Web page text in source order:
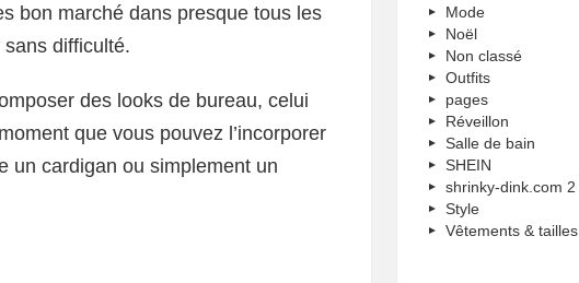
bon marché dans presque tous les
difficulté.
des looks de bureau, celui
que vous pouvez l’incorporer
un cardigan ou simplement un
Mode
Noël
Non classé
Outfits
pages
Réveillon
Salle de bain
SHEIN
shrinky-dink.com 2
Style
Vêtements & tailles